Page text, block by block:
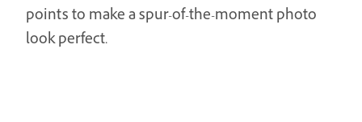
points to make a spur-of-the-moment photo
look perfect.